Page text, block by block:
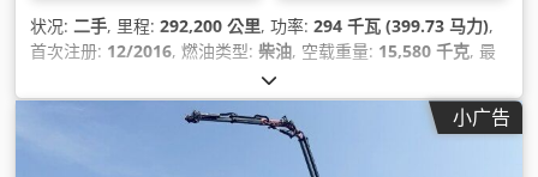
状况: 二手, 里程: 292,200 公里, 功率: 294 千瓦 (399.73 马力),
首次注册: 12/2016, 燃油类型: 柴油, 空载重量: 15,580 千克, 最
, 总重量:
轴距:5,100 毫米, 下次检验 (TÜV):09/2025, 刹车:发动机制动,
日间驾驶室, 齿轮类型: , 排放等级: 欧6 ,
, 装载空间长度:
小广告